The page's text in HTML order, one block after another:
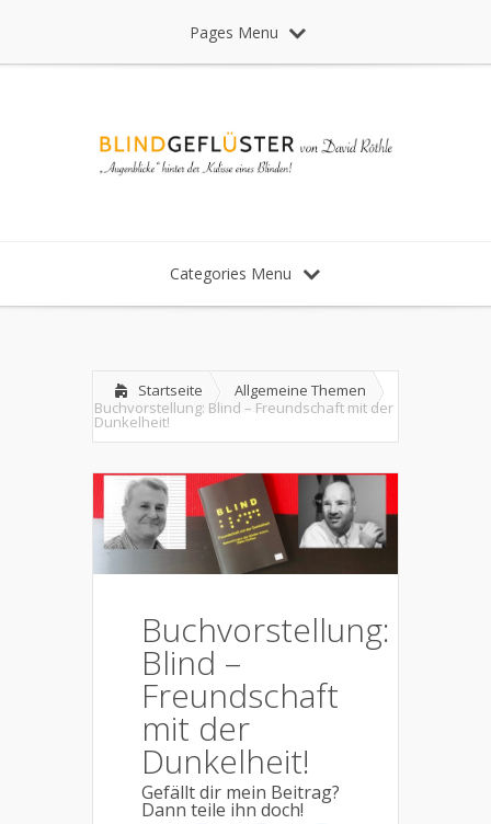
Pages Menu
Categories Menu
Startseite
Allgemeine Themen
Buchvorstellung: Blind – Freundschaft mit der
Dunkelheit!
Buchvorstellung:
Blind –
Freundschaft
mit der
Dunkelheit!
Gefällt dir mein Beitrag?
Dann teile ihn doch!